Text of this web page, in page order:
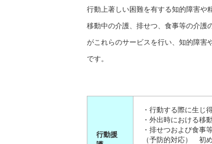
行動上著しい困難を有する知的障害や
移動中の介護、排せつ、食事等の介護
がこれらのサービスを行い、知的障害
です。
行動援
・行動する際に生じ
・外出時における移
・排せつおよび食事
（予防的対応） 初